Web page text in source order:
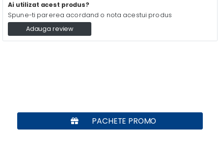
Ai utilizat acest produs?
Spune-ti parerea acordand o nota acestui produs
Adauga review
PACHETE PROMO